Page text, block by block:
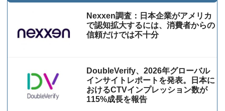
Nexxen調査：日本企業がアメリカ
で認知拡大するには、消費者からの
信頼だけでは不十分
DoubleVerify、2026年グローバル
インサイトレポートを発表。日本に
おけるCTVインプレッション数が
115%成⻑を報告